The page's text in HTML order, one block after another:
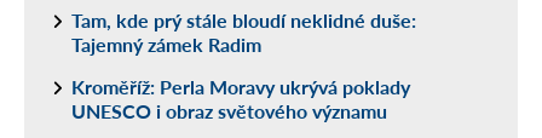
Tam, kde prý stále bloudí neklidné duše:
Tajemný zámek Radim
Kroměříž: Perla Moravy ukrývá poklady
UNESCO i obraz světového významu